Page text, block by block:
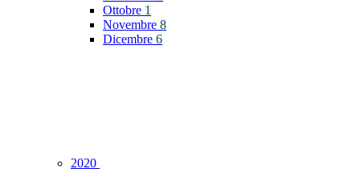
Ottobre 1
Novembre 8
Dicembre 6
2020